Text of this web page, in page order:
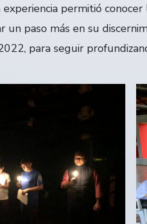
permitió
un paso más en su
para seguir